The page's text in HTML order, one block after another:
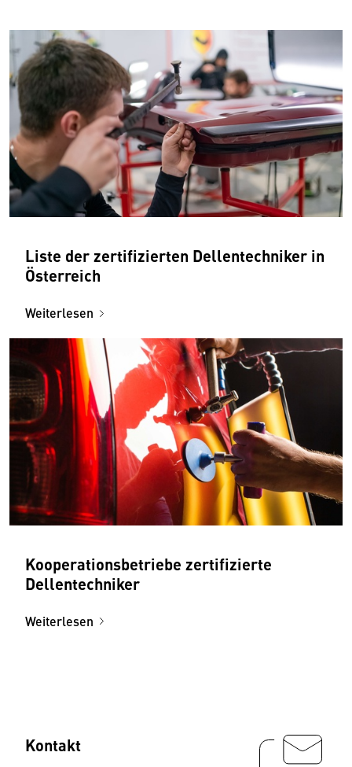
Liste der zertifizierten Dellentechniker in
Österreich
Weiterlesen
Kooperationsbetriebe zertifizierte
Dellentechniker
Weiterlesen
Kontakt